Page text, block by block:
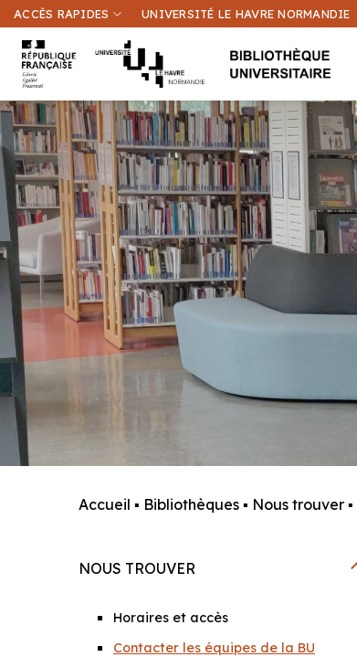
Passer
au
contenu
ACCÈS RAPIDES UNIVERSITÉ LE HAVRE NORMANDIE
Accueil ▪ Bibliothèques ▪ Nous trouver ▪
NOUS TROUVER
Horaires et accès
Contacter les équipes de la BU